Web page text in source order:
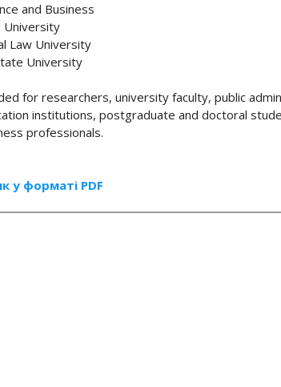
and Business
University
Law University
University
for researchers, university faculty, public
institutions, postgraduate and doctoral
professionals.
у форматі PDF